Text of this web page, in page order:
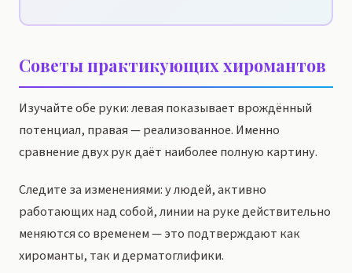
Советы практикующих хиромантов
Изучайте обе руки: левая показывает врождённый
потенциал, правая — реализованное. Именно
сравнение двух рук даёт наиболее полную картину.
Следите за изменениями: у людей, активно
работающих над собой, линии на руке действительно
меняются со временем — это подтверждают как
хироманты, так и дерматоглифики.